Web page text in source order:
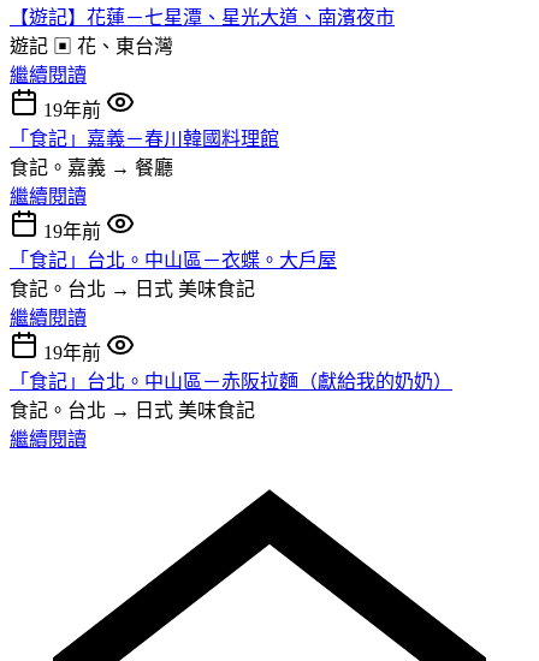
【遊記】花蓮－七星潭、星光大道、南濱夜市
遊記 ▣ 花、東台灣
繼續閱讀
19年前
「食記」嘉義－春川韓國料理館
食記。嘉義 → 餐廳
繼續閱讀
19年前
「食記」台北。中山區－衣蝶。大戶屋
食記。台北 → 日式 美味食記
繼續閱讀
19年前
「食記」台北。中山區－赤阪拉麵（獻給我的奶奶）
食記。台北 → 日式 美味食記
繼續閱讀